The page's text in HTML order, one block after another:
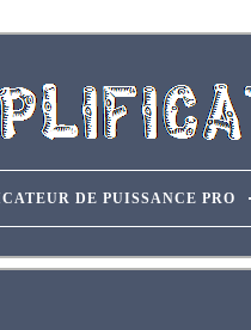
DE PUISSANCE PRO